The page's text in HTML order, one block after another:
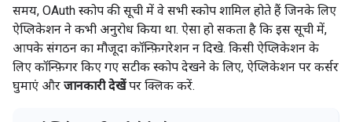
समय, OAuth स्कोप की सूची में वे सभी स्कोप शामिल होते हैं जिनके लिए
ऐप्लिकेशन ने कभी अनुरोध किया था. ऐसा हो सकता है कि इस सूची में,
आपके संगठन का मौजूदा कॉन्फ़िगरेशन न दिखे. किसी ऐप्लिकेशन के
लिए कॉन्फ़िगर किए गए सटीक स्कोप देखने के लिए, ऐप्लिकेशन पर कर्सर
घुमाएं और जानकारी देखेंपर क्लिक करें.